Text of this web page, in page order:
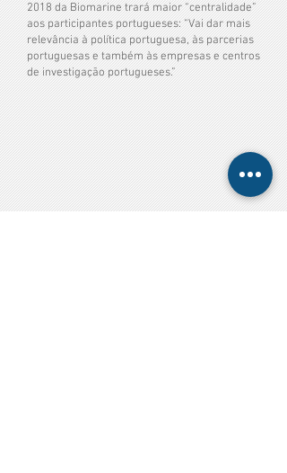
2018 da Biomarine trará maior “centralidade”
aos participantes portugueses: “Vai dar mais
relevância à política portuguesa, às parcerias
portuguesas e também às empresas e centros
de investigação portugueses.”